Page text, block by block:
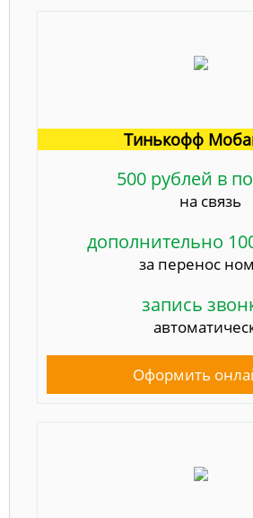
Тинькофф
500 рублей в
на связь
дополнительно
за перенос
запись
Оформить